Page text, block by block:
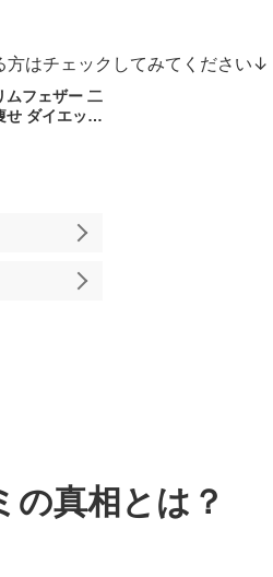
はチェックしてみてください↓
ムフェザー 二
せ ダイエット
ナー 着圧イ
の真相とは？